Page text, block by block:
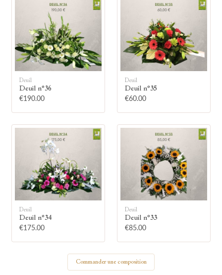
Allumez une bougie
Montrez votre soutien à la famille en
allumant symboliquement une bougie.
Votre prénom
Deuil
Deuil n°36
€190.00
Deuil
Deuil n°35
€60.00
Deuil
Deuil n°34
€175.00
Deuil
Deuil n°33
€85.00
Commander une composition